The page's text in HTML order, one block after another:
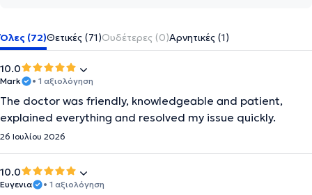
Όλες (72)Θετικές (71)Ουδέτερες (0)Αρνητικές (1)
10.0
Mark • 1 αξιολόγηση
The doctor was friendly, knowledgeable and patient,
explained everything and resolved my issue quickly.
26 Ιουλίου 2026
10.0
Ευγενια • 1 αξιολόγηση